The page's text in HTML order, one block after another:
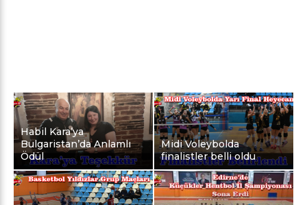
Habil Kara’ya
Bulgaristan’da Anlamlı
Ödül
Midi Voleybolda
finalistler belli oldu